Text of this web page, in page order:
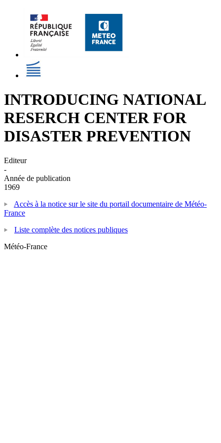
INTRODUCING NATIONAL
RESERCH CENTER FOR
DISASTER PREVENTION
Editeur
-
Année de publication
1969
Accès à la notice sur le site du portail documentaire de Météo-
France
Liste complète des notices publiques
Météo-France